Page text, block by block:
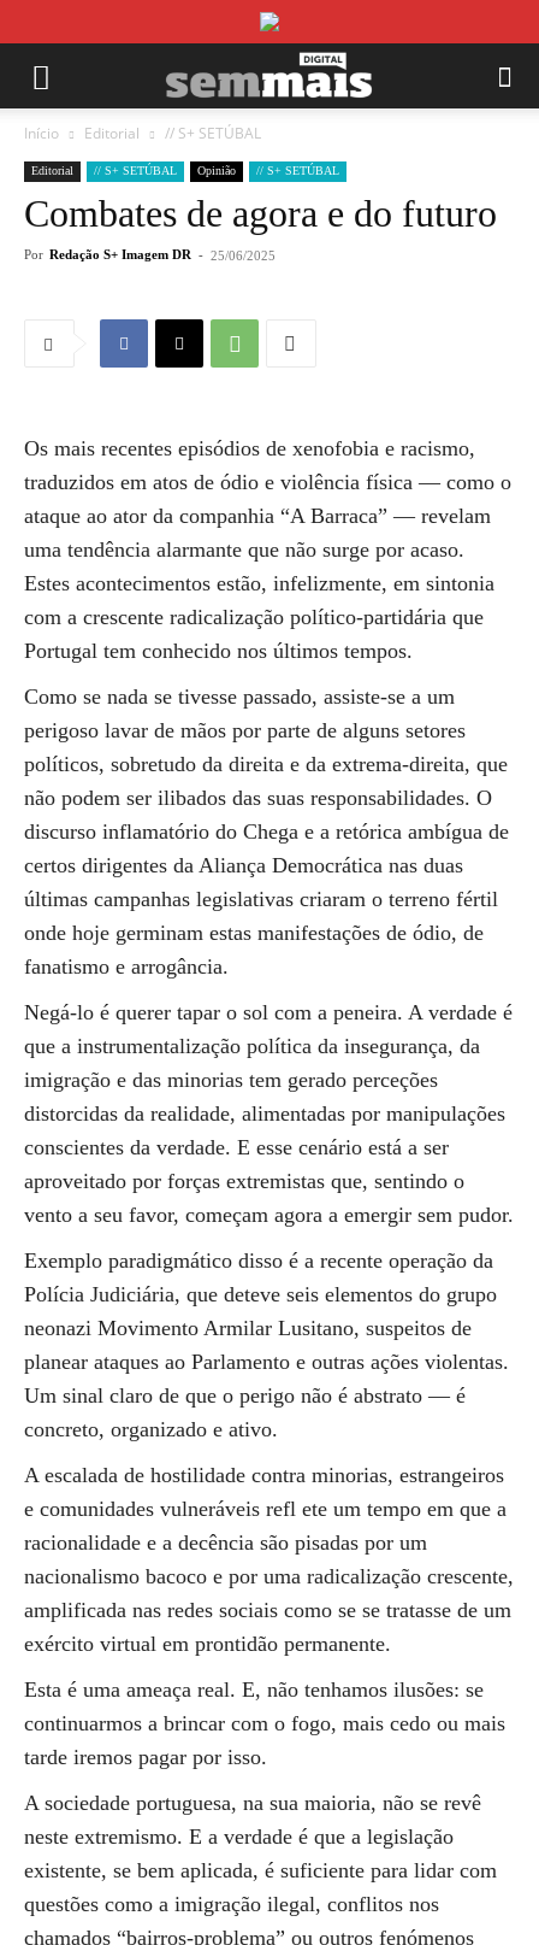
Início Editorial // S+ SETÚBAL
Editorial // S+ SETÚBAL Opinião // S+ SETÚBAL
Combates de agora e do futuro
Por Redação S+ Imagem DR - 25/06/2025
Os mais recentes episódios de xenofobia e racismo,
traduzidos em atos de ódio e violência física — como o
ataque ao ator da companhia “A Barraca” — revelam
uma tendência alarmante que não surge por acaso.
Estes acontecimentos estão, infelizmente, em sintonia
com a crescente radicalização político-partidária que
Portugal tem conhecido nos últimos tempos.
Como se nada se tivesse passado, assiste-se a um
perigoso lavar de mãos por parte de alguns setores
políticos, sobretudo da direita e da extrema-direita, que
não podem ser ilibados das suas responsabilidades. O
discurso inflamatório do Chega e a retórica ambígua de
certos dirigentes da Aliança Democrática nas duas
últimas campanhas legislativas criaram o terreno fértil
onde hoje germinam estas manifestações de ódio, de
fanatismo e arrogância.
Negá-lo é querer tapar o sol com a peneira. A verdade é
que a instrumentalização política da insegurança, da
imigração e das minorias tem gerado perceções
distorcidas da realidade, alimentadas por manipulações
conscientes da verdade. E esse cenário está a ser
aproveitado por forças extremistas que, sentindo o
vento a seu favor, começam agora a emergir sem pudor.
Exemplo paradigmático disso é a recente operação da
Polícia Judiciária, que deteve seis elementos do grupo
neonazi Movimento Armilar Lusitano, suspeitos de
planear ataques ao Parlamento e outras ações violentas.
Um sinal claro de que o perigo não é abstrato — é
concreto, organizado e ativo.
A escalada de hostilidade contra minorias, estrangeiros
e comunidades vulneráveis refl ete um tempo em que a
racionalidade e a decência são pisadas por um
nacionalismo bacoco e por uma radicalização crescente,
amplificada nas redes sociais como se se tratasse de um
exército virtual em prontidão permanente.
Esta é uma ameaça real. E, não tenhamos ilusões: se
continuarmos a brincar com o fogo, mais cedo ou mais
tarde iremos pagar por isso.
A sociedade portuguesa, na sua maioria, não se revê
neste extremismo. E a verdade é que a legislação
existente, se bem aplicada, é suficiente para lidar com
questões como a imigração ilegal, conflitos nos
chamados “bairros-problema” ou outros fenómenos